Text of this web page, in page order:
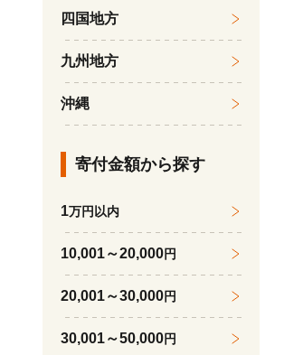
四国地方
九州地方
沖縄
寄付金額から探す
1万円以内
10,001～20,000円
20,001～30,000円
30,001～50,000円